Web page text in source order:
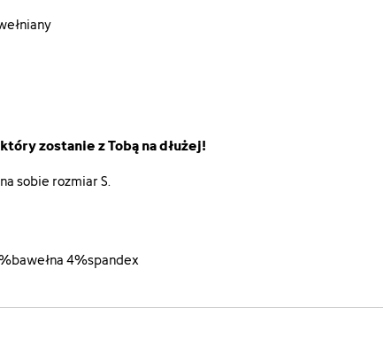
zostanie z Tobą na dłużej!
sobie rozmiar S.
4%spandex